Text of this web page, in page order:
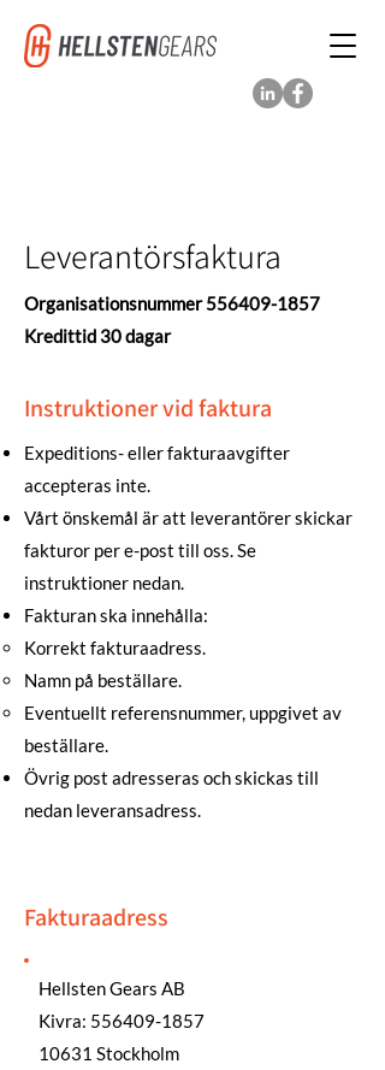
Leverantörsfaktura
Organisationsnummer556409-1857
Kredittid 30 dagar
Instruktioner vid faktura
Expeditions- eller fakturaavgifter
accepteras inte.
Vårt önskemål är att leverantörer skickar
fakturor per e-post till oss. Se
instruktioner nedan.
Fakturan ska innehålla:
Korrekt fakturaadress.
Namn på beställare.
Eventuellt referensnummer, uppgivet av
beställare.
Övrig post adresseras och skickas till
nedan leveransadress.
Fakturaadress
Hellsten Gears AB
Kivra: 556409-1857
10631 Stockholm